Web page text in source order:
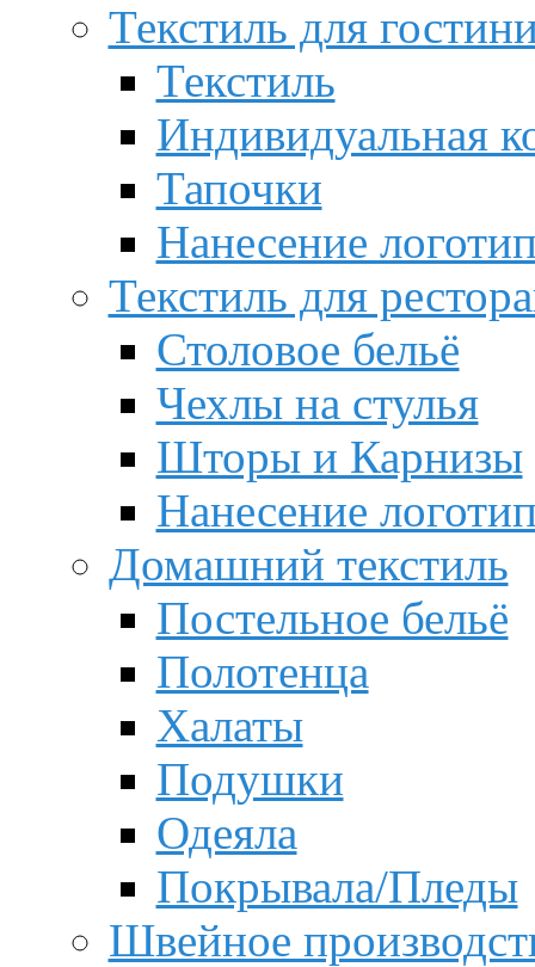
Текстиль для
Текстиль
Индивидуальная
Тапочки
Нанесение
Текстиль для
Столовое бельё
Чехлы на стулья
Шторы и Карнизы
Нанесение
Домашний текстиль
Постельное бельё
Полотенца
Халаты
Подушки
Одеяла
Покрывала/Пледы
Швейное